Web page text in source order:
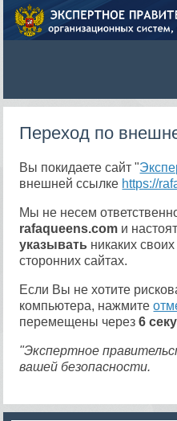
Переход по
Вы покидаете сайт "
внешней ссылке https://
Мы не несем
rafaqueens.com и
указывать никаких
сторонних сайтах.
Если Вы не хотите
компьютера, нажмите
перемещены через6
"Экспертное
вашей безопасности.